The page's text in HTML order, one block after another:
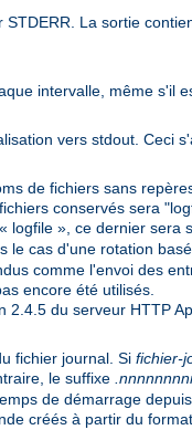
La sortie
intervalle, même s'il
vers stdout. Ceci
de fichiers sans
conservés sera
logfile », ce dernier sera
le cas d'une rotation
comme l'envoi des
encore été utilisés.
2.4.5 du serveur HTTP
fichier journal. Si fichier-
le suffixe
de démarrage
créés à partir du format